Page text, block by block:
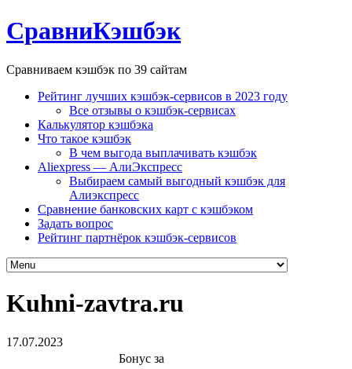
СравниКэшбэк
Сравниваем кэшбэк по 39 сайтам
Рейтинг лучших кэшбэк-сервисов в 2023 году
Все отзывы о кэшбэк-сервисах
Калькулятор кэшбэка
Что такое кэшбэк
В чем выгода выплачивать кэшбэк
Aliexpress — АлиЭкспресс
Выбираем самый выгодный кэшбэк для
Алиэкспресс
Сравнение банковских карт с кэшбэком
Задать вопрос
Рейтинг партнёрок кэшбэк-сервисов
Kuhni-zavtra.ru
17.07.2023
Бонус за